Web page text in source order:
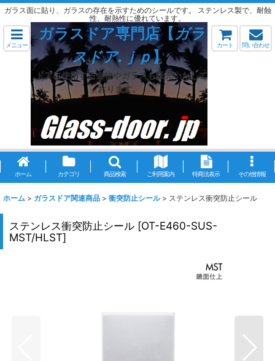
ガラス面に貼り、ガラスの存在を示すためのシールです。 ステンレス製で、耐蝕
性、耐熱性に優れています。
メニュー
ガラスドア専門店【ガラ
スドア.ｊｐ】
ドアに使用する金物やガラスも販売いたして
おります。
カート 問い合わせ
ホーム カテゴリ 商品検索 ご利用案内 特商法表示 その他情報
ホーム > ガラスドア関連商品 > 衝突防止シール > ステンレス衝突防止シール
ステンレス衝突防止シール [OT-E460-SUS-
MST/HLST]